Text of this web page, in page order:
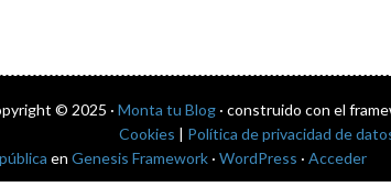
© 2025 · Monta tu Blog· construido con el
Cookies | Política de privacidad de
en Genesis Framework · WordPress · Acceder